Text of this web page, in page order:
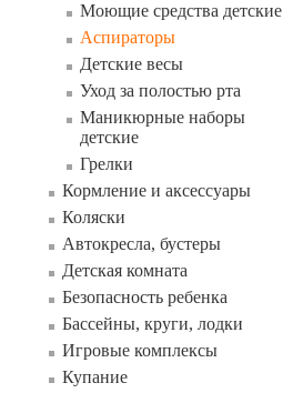
Моющие средства детские
Аспираторы
Детские весы
Уход за полостью рта
Маникюрные наборы
детские
Грелки
Кормление и аксессуары
Коляски
Автокресла, бустеры
Детская комната
Безопасность ребенка
Бассейны, круги, лодки
Игровые комплексы
Купание